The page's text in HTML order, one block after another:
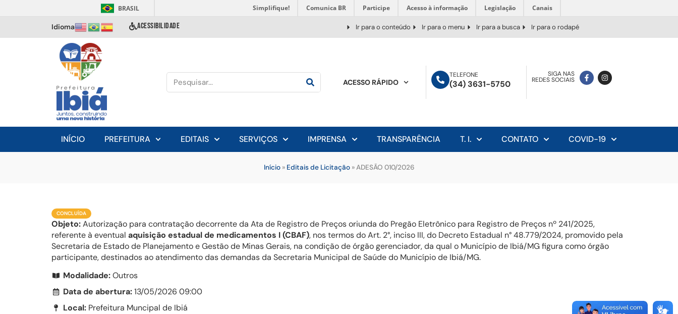
BRASIL Simplifique! Comunica BR Participe Acesso à informação Legislação Canais
Idioma ACESSIBILIDADE Ir para o conteúdo Ir para o menu Ir para a busca Ir para o rodapé
ACESSO RÁPIDO
TELEFONE
(34) 3631-5750
SIGA NAS
REDES SOCIAIS
INÍCIO PREFEITURA EDITAIS SERVIÇOS IMPRENSA TRANSPARÊNCIA T. I. CONTATO COVID-19
Início» Editais de Licitação»ADESÃO 010/2026
CONCLUÍDA
Objeto:Autorização para contratação decorrente da Ata de Registro de Preços oriunda do Pregão Eletrônico para Registro de Preços nº 241/2025,
referente à eventual aquisição estadual de medicamentos I (CBAF), nos termos do Art. 2°, inciso III, do Decreto Estadual n° 48.779/2024, promovido pela
Secretaria de Estado de Planejamento e Gestão de Minas Gerais, na condição de órgão gerenciador, da qual o Município de Ibiá/MG figura como órgão
participante, destinados ao atendimento das demandas da Secretaria Municipal de Saúde do Município de Ibiá/MG.
Modalidade:Outros
Data de abertura:13/05/2026 09:00
Local:Prefeitura Muncipal de Ibiá